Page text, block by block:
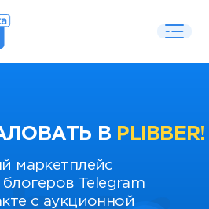
В PLIBBER!
маркетплейс
Telegram
с аукционной